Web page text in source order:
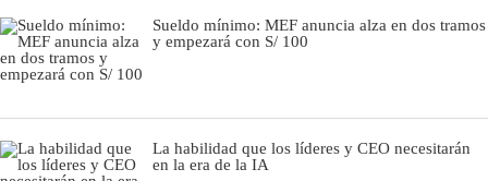
Sueldo mínimo: MEF anuncia alza en dos tramos
y empezará con S/ 100
La habilidad que los líderes y CEO necesitarán
en la era de la IA